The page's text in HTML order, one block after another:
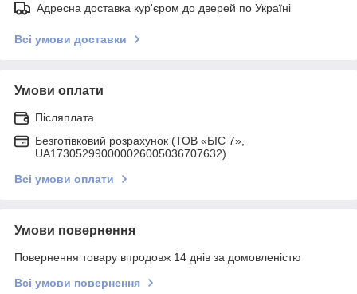
Адресна доставка кур'єром до дверей по Україні
Всі умови доставки
Умови оплати
Післяплата
Безготівковий розрахунок (ТОВ «БІС 7»,
UA173052990000026005036707632)
Всі умови оплати
Умови повернення
Повернення товару впродовж 14 днів за домовленістю
Всі умови повернення